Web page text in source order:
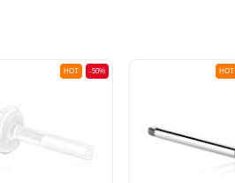
-50%
HOT HOT